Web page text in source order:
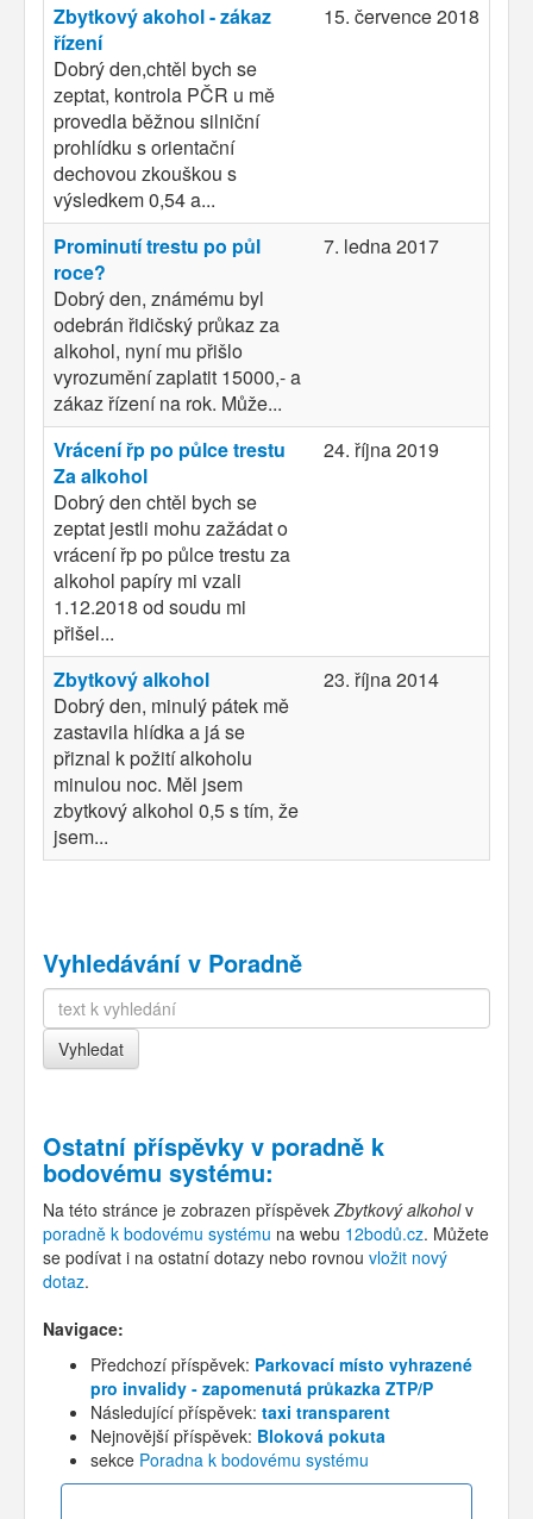
Zbytkový akohol - zákaz
řízení
Dobrý den,chtěl bych se
zeptat, kontrola PČR u mě
provedla běžnou silniční
prohlídku s orientační
dechovou zkouškou s
výsledkem 0,54 a...
15. července 2018
Prominutí trestu po půl
roce?
Dobrý den, známému byl
odebrán řidičský průkaz za
alkohol, nyní mu přišlo
vyrozumění zaplatit 15000,- a
zákaz řízení na rok. Může...
7. ledna 2017
Vrácení řp po půlce trestu
Za alkohol
Dobrý den chtěl bych se
zeptat jestli mohu zažádat o
vrácení řp po půlce trestu za
alkohol papíry mi vzali
1.12.2018 od soudu mi
přišel...
24. října 2019
Zbytkový alkohol
Dobrý den, minulý pátek mě
zastavila hlídka a já se
přiznal k požití alkoholu
minulou noc. Měl jsem
zbytkový alkohol 0,5 s tím, že
jsem...
23. října 2014
Vyhledávání v Poradně
Ostatní příspěvky v poradně k
bodovému systému:
Na této stránce je zobrazen příspěvek Zbytkový alkoholv
poradně k bodovému systému na webu 12bodů.cz. Můžete
se podívat i na ostatní dotazy nebo rovnou vložit nový
dotaz.
Navigace:
Předchozí příspěvek: Parkovací místo vyhrazené
pro invalidy - zapomenutá průkazka ZTP/P
Následující příspěvek: taxi transparent
Nejnovější příspěvek: Bloková pokuta
sekce Poradna k bodovému systému